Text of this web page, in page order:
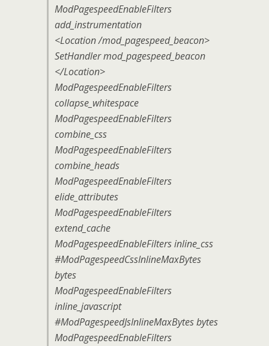
ModPagespeedEnableFilters
add_instrumentation
<Location /mod_pagespeed_beacon>
SetHandler mod_pagespeed_beacon
</Location>
ModPagespeedEnableFilters
collapse_whitespace
ModPagespeedEnableFilters
combine_css
ModPagespeedEnableFilters
combine_heads
ModPagespeedEnableFilters
elide_attributes
ModPagespeedEnableFilters
extend_cache
ModPagespeedEnableFilters inline_css
#ModPagespeedCssInlineMaxBytes
bytes
ModPagespeedEnableFilters
inline_javascript
#ModPagespeedJsInlineMaxBytes bytes
ModPagespeedEnableFilters